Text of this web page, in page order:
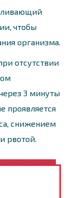
чтобы
организма.
отсутствии
3 минуты
проявляется
снижением
рвотой.